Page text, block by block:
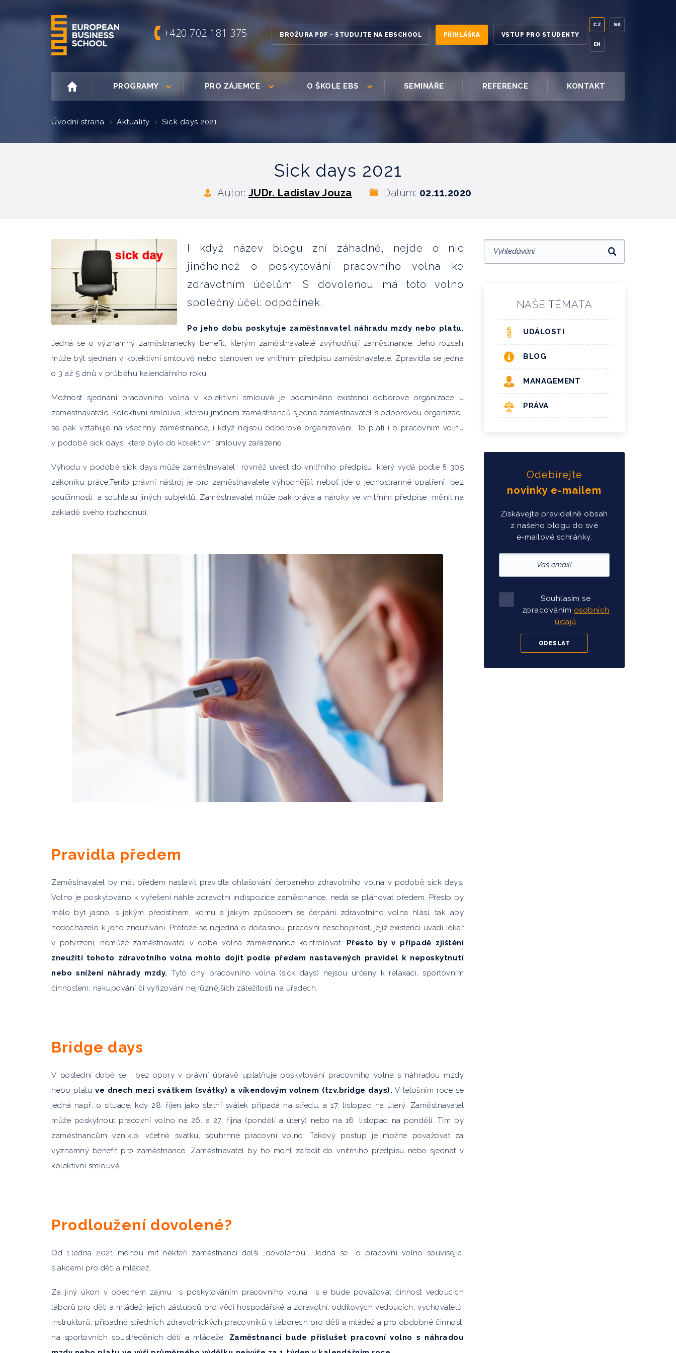
+420 702 181 375 BROŽURA PDF - STUDUJTE NA EBSCHOOL PŘIHLÁŠKA VSTUP PRO STUDENTY
CZ
EN
SK
PROGRAMY PRO ZÁJEMCE O ŠKOLE EBS SEMINÁŘE REFERENCE KONTAKT
Úvodní strana Aktuality Sick days 2021
Sick days 2021
Autor: JUDr. Ladislav Jouza Datum: 02.11.2020
I když název blogu zní záhadně, nejde o nic
jiného.než o poskytování pracovního volna ke
zdravotním účelům. S dovolenou má toto volno
společný účel: odpočinek.
Po jeho dobu poskytuje zaměstnavatel náhradu mzdy nebo platu.
Jedná se o významný zaměstnanecký benefit, kterým zaměstnavatelé zvýhodňují zaměstnance. Jeho rozsah
může být sjednán v kolektivní smlouvě nebo stanoven ve vnitřním předpisu zaměstnavatele. Zpravidla se jedná
o 3 až 5 dnů v průběhu kalendářního roku.
Možnost sjednání pracovního volna v kolektivní smlouvě je podmíněno existencí odborové organizace u
zaměstnavatele. Kolektivní smlouva, kterou jménem zaměstnanců sjedná zaměstnavatel s odborovou organizací,
se pak vztahuje na všechny zaměstnance, i když nejsou odborově organizováni. To platí i o pracovním volnu
v podobě sick days, které bylo do kolektivní smlouvy zařazeno.
Výhodu v podobě sick days může zaměstnavatel
rovněž uvést do vnitřního předpisu, který vydá podle § 305
zákoníku práce.Tento právní nástroj je pro zaměstnavatele výhodnější, neboť jde o jednostranné opatření, bez
součinnosti
a souhlasu jiných subjektů. Zaměstnavatel může pak práva a nároky ve vnitřním předpise
měnit na
základě svého rozhodnutí.
Pravidla předem
Zaměstnavatel by měl předem nastavit pravidla ohlašování čerpaného zdravotního volna v podobě sick days.
Volno je poskytováno k vyřešení náhlé zdravotní indispozice zaměstnance, nedá se plánovat předem. Přesto by
mělo být jasno, s jakým předstihem, komu a jakým způsobem se čerpání zdravotního volna hlásí, tak aby
nedocházelo k jeho zneužívání. Protože se nejedná o dočasnou pracovní neschopnost, jejíž existenci uvádí lékař
v potvrzení, nemůže zaměstnavatel v době volna zaměstnance kontrolovat. Přesto by v případě zjištění
zneužití tohoto zdravotního volna mohlo dojít podle předem nastavených pravidel k neposkytnutí
nebo snížení náhrady mzdy. Tyto dny pracovního volna (sick days) nejsou určeny k relaxaci, sportovním
činnostem, nakupování či vyřizování nejrůznějších záležitostí na úřadech.
Bridge days
V poslední době se i bez opory v právní úpravě uplatňuje poskytování pracovního volna s náhradou mzdy
nebo platuve dnech mezi svátkem (svátky) a víkendovým volnem (tzv.bridge days). V letošním roce se
jedná např. o situace, kdy 28. říjen jako státní svátek připadá na středu, a 17. listopad na úterý. Zaměstnavatel
může poskytnout pracovní volno na 26. a 27. října (pondělí a úterý) nebo na 16. listopad na pondělí. Tím by
zaměstnancům vzniklo, včetně svátku, souhrnné pracovní volno. Takový postup je možné považovat za
významný benefit pro zaměstnance. Zaměstnavatel by ho mohl zařadit do vnitřního předpisu nebo sjednat v
kolektivní smlouvě.
Prodloužení dovolené?
Od 1.ledna 2021 mohou mít někteří zaměstnanci delší „dovolenou“. Jedná se
o pracovní volno související
s akcemi pro děti a mládež.
Za jiný úkon v obecném zájmu s poskytováním pracovního volna
s e bude považovat činnost vedoucích
táborů pro děti a mládež, jejich zástupců pro věci hospodářské a zdravotní, oddílových vedoucích, vychovatelů,
instruktorů, případně středních zdravotnických pracovníků v táborech pro děti a mládež a pro obdobné činnosti
na sportovních soustředěních dětí a mládeže. Zaměstnanci bude příslušet pracovní volno s náhradou
NAŠE TÉMATA
UDÁLOSTI
BLOG
MANAGEMENT
PRÁVA
Odebírejte
novinky e-mailem
Získávejte pravidelně obsah
z našeho blogu do své
e-mailové schránky.
Souhlasím se
zpracováním osobních
údajů